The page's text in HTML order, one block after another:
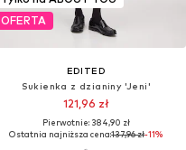
OFERTA
EDITED
Sukienka z dzianiny 'Jeni'
121,96 zł
Pierwotnie: 384,90 zł
Ostatnia najniższa cena:137,96 zł-11%